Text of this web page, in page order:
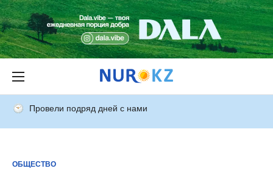
Провели подряд дней с нами
ОБЩЕСТВО